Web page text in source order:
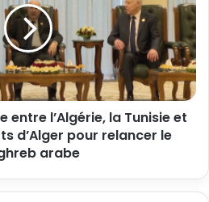
entre l’Algérie, la Tunisie et
d’Alger pour relancer le
arabe